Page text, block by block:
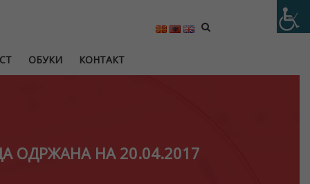
ОБУКИ КОНТАКТ
ОДРЖАНА НА 20.04.2017